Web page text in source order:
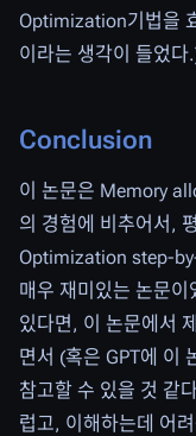
Optimization기법을
이라는 생각이 들었다
Conclusion
이 논문은 Memory
의 경험에 비추어서,
Optimization step-
매우 재미있는 논문
있다면, 이 논문에서
면서 (혹은 GPT에 이
참고할 수 있을 것 같
럽고, 이해하는데 어